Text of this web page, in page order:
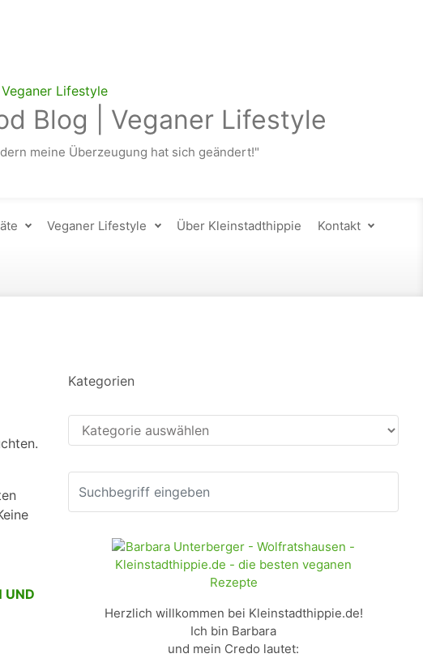
Blog | Veganer Lifestyle
meine Überzeugung hat sich geändert!"
Veganer Lifestyle Über Kleinstadthippie Kontakt
Kategorien
Kategorien
Herzlich willkommen bei Kleinstadthippie.de!
Ich bin Barbara
und mein Credo lautet: